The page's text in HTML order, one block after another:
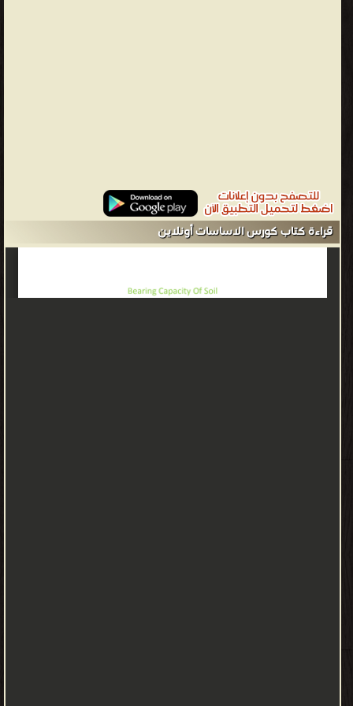
ليس هناك طريقة واحدة ولكن أكثر الطرق الملائمة هي في موقع
المنشأت تأخد منها عينات تجرى عليها تحاليل في المخبر ومن ثم تصنف
وتحفظ وتوضع النتائج في تقرير دراسة التربة، ينفد السبر بطريقة مختلفة
بالحفر الدوراني بالنسبة للتربة القاسية وعندا توفر معطيات التربة ثم
التحقق من الخواص بالكشف عن التربة بواسطة مثقاب ومعازل
قراءة كتاب كورس الاساسات أونلاين